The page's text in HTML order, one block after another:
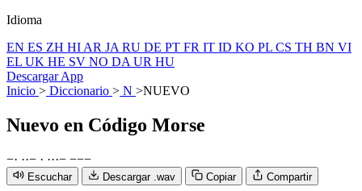
Idioma
EN ES ZH HI AR JA RU DE PT FR IT ID KO PL CS TH BN VI
EL UK HE SV NO DA UR HU
Descargar App
Inicio > Diccionario > N >NUEVO
Nuevo en Código Morse
−· ··− · ···− −−−
Escuchar Descargar .wav Copiar Compartir